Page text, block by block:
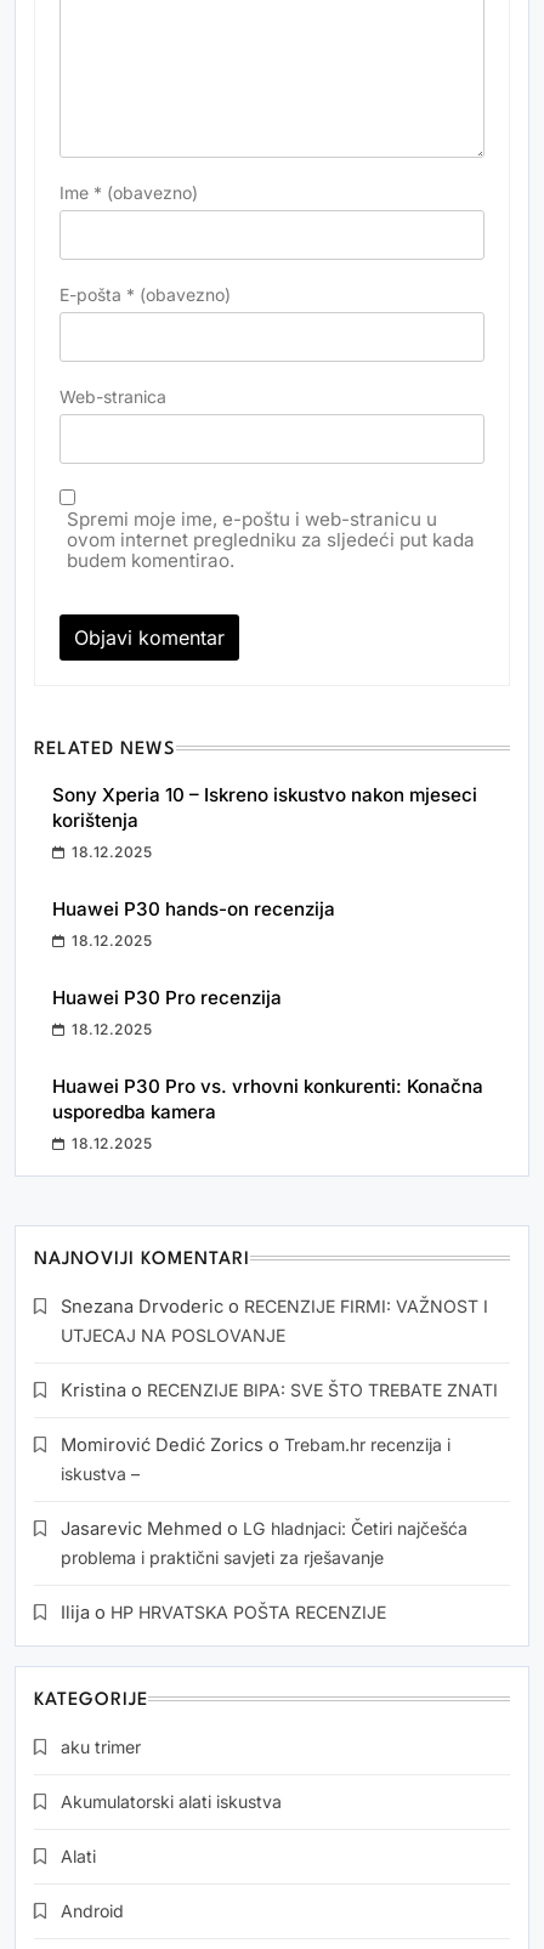
Ime * (obavezno)
E-pošta * (obavezno)
Web-stranica
Spremi moje ime, e-poštu i web-stranicu u
ovom internet pregledniku za sljedeći put kada
budem komentirao.
RELATED NEWS
Sony Xperia 10 – Iskreno iskustvo nakon mjeseci
korištenja
18.12.2025
Huawei P30 hands-on recenzija
18.12.2025
Huawei P30 Pro recenzija
18.12.2025
Huawei P30 Pro vs. vrhovni konkurenti: Konačna
usporedba kamera
18.12.2025
NAJNOVIJI KOMENTARI
Snezana Drvoderic o RECENZIJE FIRMI: VAŽNOST I
UTJECAJ NA POSLOVANJE
Kristina o RECENZIJE BIPA: SVE ŠTO TREBATE ZNATI
Momirović Dedić Zorics o Trebam.hr recenzija i
iskustva –
Jasarevic Mehmed o LG hladnjaci: Četiri najčešća
problema i praktični savjeti za rješavanje
Ilija o HP HRVATSKA POŠTA RECENZIJE
KATEGORIJE
aku trimer
Akumulatorski alati iskustva
Alati
Android